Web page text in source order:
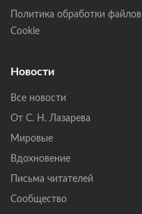
Политика обработки файлов
Cookie
Новости
Все новости
От С. Н. Лазарева
Мировые
Вдохновение
Письма читателей
Сообщество